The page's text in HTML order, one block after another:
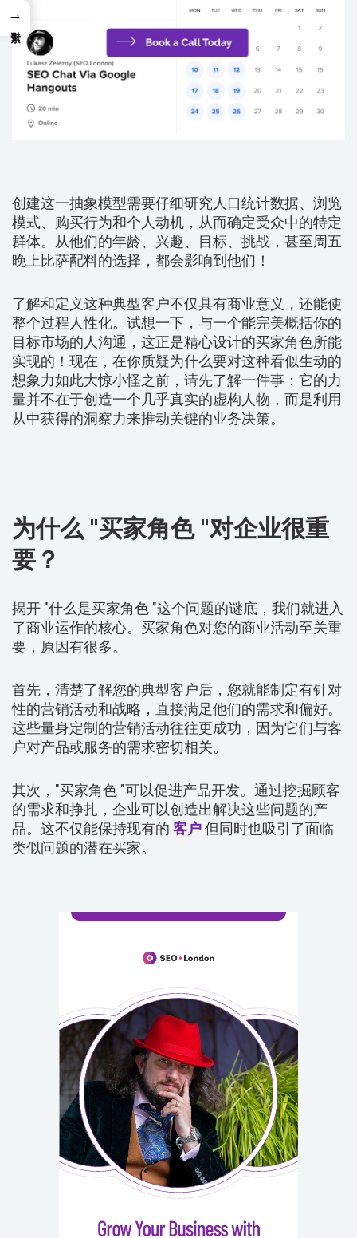
创建这一抽象模型需要仔细研究人口统计数据、浏览
模式、购买行为和个人动机，从而确定受众中的特定
群体。从他们的年龄、兴趣、目标、挑战，甚至周五
晚上比萨配料的选择，都会影响到他们！
了解和定义这种典型客户不仅具有商业意义，还能使
整个过程人性化。试想一下，与一个能完美概括你的
目标市场的人沟通，这正是精心设计的买家角色所能
实现的！现在，在你质疑为什么要对这种看似生动的
想象力如此大惊小怪之前，请先了解一件事：它的力
量并不在于创造一个几乎真实的虚构人物，而是利用
从中获得的洞察力来推动关键的业务决策。
为什么 "买家角色 "对企业很重
要？
揭开 "什么是买家角色 "这个问题的谜底，我们就进入
了商业运作的核心。买家角色对您的商业活动至关重
要，原因有很多。
首先，清楚了解您的典型客户后，您就能制定有针对
性的营销活动和战略，直接满足他们的需求和偏好。
这些量身定制的营销活动往往更成功，因为它们与客
户对产品或服务的需求密切相关。
其次，"买家角色 "可以促进产品开发。通过挖掘顾客
的需求和挣扎，企业可以创造出解决这些问题的产
品。这不仅能保持现有的 客户但同时也吸引了面临
类似问题的潜在买家。
→